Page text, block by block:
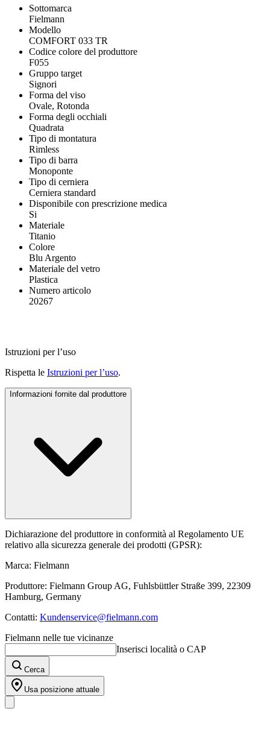
Sottomarca
Fielmann
Modello
COMFORT 033 TR
Codice colore del produttore
F055
Gruppo target
Signori
Forma del viso
Ovale, Rotonda
Forma degli occhiali
Quadrata
Tipo di montatura
Rimless
Tipo di barra
Monoponte
Tipo di cerniera
Cerniera standard
Disponibile con prescrizione medica
Si
Materiale
Titanio
Colore
Blu Argento
Materiale del vetro
Plastica
Numero articolo
20267
Istruzioni per l’uso
Rispetta le Istruzioni per l’uso.
Informazioni fornite dal produttore
Dichiarazione del produttore in conformità al Regolamento UE
relativo alla sicurezza generale dei prodotti (GPSR):
Marca: Fielmann
Produttore: Fielmann Group AG, Fuhlsbüttler Straße 399, 22309
Hamburg, Germany
Contatti: Kundenservice@fielmann.com
Fielmann nelle tue vicinanze
Inserisci località o CAP
Cerca
Usa posizione attuale